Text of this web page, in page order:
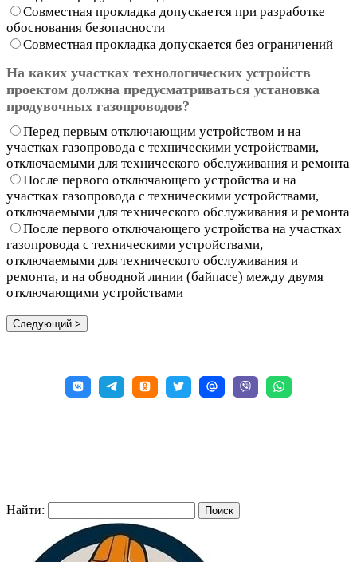
Совместная прокладка допускается при разработке
обоснования безопасности
Совместная прокладка допускается без ограничений
На каких участках технологических устройств
проектом должна предусматриваться установка
продувочных газопроводов?
Перед первым отключающим устройством и на
участках газопровода с техническими устройствами,
отключаемыми для технического обслуживания и ремонта
После первого отключающего устройства и на
участках газопровода с техническими устройствами,
отключаемыми для технического обслуживания и ремонта
После первого отключающего устройства на участках
газопровода с техническими устройствами,
отключаемыми для технического обслуживания и
ремонта, и на обводной линии (байпасе) между двумя
отключающими устройствами
Найти: